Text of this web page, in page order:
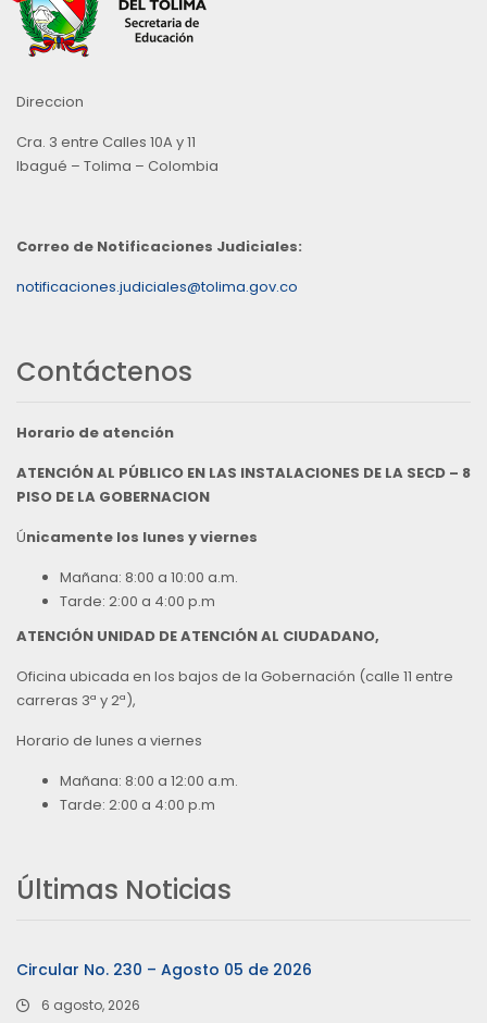
Direccion
Cra. 3 entre Calles 10A y 11
Ibagué – Tolima – Colombia
Correo de Notificaciones Judiciales:
notificaciones.judiciales@tolima.gov.co
Contáctenos
Horario de atención
ATENCIÓN AL PÚBLICO EN LAS INSTALACIONES DE LA SECD – 8
PISO DE LA GOBERNACION
Únicamente los lunes y viernes
Mañana: 8:00 a 10:00 a.m.
Tarde: 2:00 a 4:00 p.m
ATENCIÓN UNIDAD DE ATENCIÓN AL CIUDADANO,
Oficina ubicada en los bajos de la Gobernación (calle 11 entre
carreras 3ª y 2ª),
Horario de lunes a viernes
Mañana: 8:00 a 12:00 a.m.
Tarde: 2:00 a 4:00 p.m
Últimas Noticias
Circular No. 230 – Agosto 05 de 2026
6 agosto, 2026